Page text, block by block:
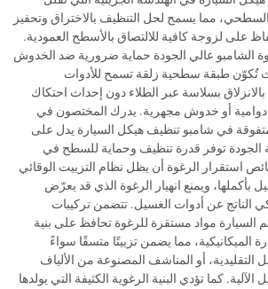
مما يسمح لحل التنظيف بالاختراق وتحفيز
على لزوجة كافية للالتصاق بالأسطح العمودية.
الشامبو عالي الجودة حماية ضرورية ضد الخدوش
تُكوّن طبقة سطحية زلقة تسمح للأدوات
بسلاسة عبر الطلاء دون إحداث احتكاك
دوامية أو خدوش مجهرية. يدرك المختصون في
في شامبو تنظيف هيكل السيارة يدل على
الجودة توفر قدرة تنظيف وحماية للسطح في
استقرار الرغوة أن يظل نظام التزييت الوقائي
بأكملها، ويمنع انهيار الرغوة الذي قد يعرّض
الناتج عن أدوات الغسيل. تتضمن تركيبات
السيارة مواد مستقرة للرغوة تحافظ على بنية
الميكانيكية، مما يضمن تزييتًا متسقًا سواءً
التقليدية، أو المناشف المصنوعة من الألياف
كما تؤدي البنية الرغوية الكثيفة التي يولدها